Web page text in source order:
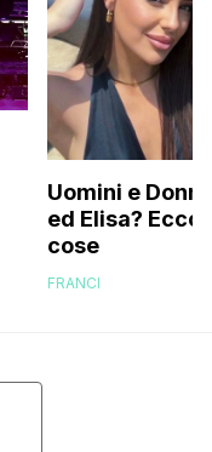
Uomini e
ed Elisa? Ecco
cose
FRANCI